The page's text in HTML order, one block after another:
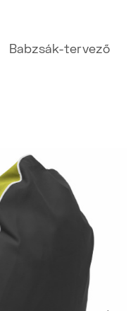
Babzsák-tervező